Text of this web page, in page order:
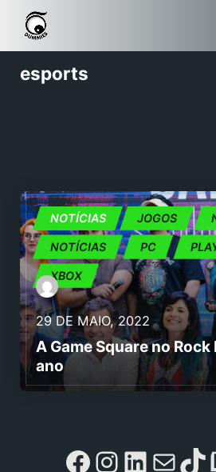
Skip to main content
esports
ESPORTS JOGOS
NOTÍCIAS PC
XBOX
29 DE MAIO, 2022
A Game Square no Rock
ano
NOTÍCIAS
Facebook
Mail